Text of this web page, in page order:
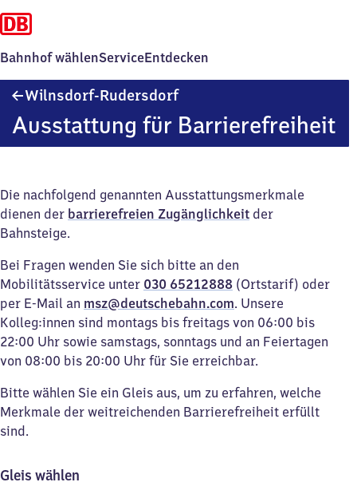
Bahnhof wählenServiceEntdecken
Wilnsdorf-RudersdorfWilnsdorf-
Ausstattung für Barrierefreiheit
Die nachfolgend genannten Ausstattungsmerkmale
dienen der barrierefreien Zugänglichkeit der
Bahnsteige.
Bei Fragen wenden Sie sich bitte an den
Mobilitätsservice unter 030 65212888 (Ortstarif) oder
per E-Mail an msz@deutschebahn.com. Unsere
Kolleg:innen sind montags bis freitags von 06:00 bis
22:00 Uhr sowie samstags, sonntags und an Feiertagen
von 08:00 bis 20:00 Uhr für Sie erreichbar.
Bitte wählen Sie ein Gleis aus, um zu erfahren, welche
Merkmale der weitreichenden Barrierefreiheit erfüllt
sind.
Gleis wählen